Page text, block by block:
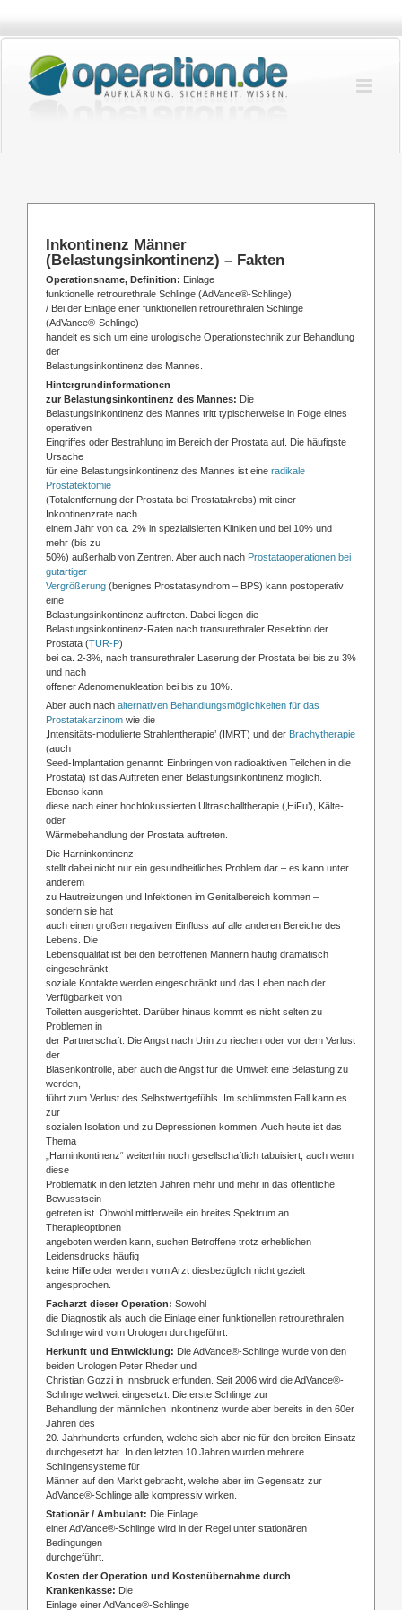
springen
Inkontinenz Männer
(Belastungsinkontinenz) – Fakten
Operationsname, Definition: Einlage
funktionelle retrourethrale Schlinge (AdVance®-Schlinge)
/ Bei der Einlage einer funktionellen retrourethralen Schlinge
(AdVance®-Schlinge)
handelt es sich um eine urologische Operationstechnik zur Behandlung
der
Belastungsinkontinenz des Mannes.
Hintergrundinformationen
zur Belastungsinkontinenz des Mannes: Die
Belastungsinkontinenz des Mannes tritt typischerweise in Folge eines
operativen
Eingriffes oder Bestrahlung im Bereich der Prostata auf. Die häufigste
Ursache
für eine Belastungsinkontinenz des Mannes ist eine radikale
Prostatektomie
(Totalentfernung der Prostata bei Prostatakrebs) mit einer
Inkontinenzrate nach
einem Jahr von ca. 2% in spezialisierten Kliniken und bei 10% und
mehr (bis zu
50%) außerhalb von Zentren. Aber auch nach Prostataoperationen bei
gutartiger
Vergrößerung (benignes Prostatasyndrom – BPS) kann postoperativ
eine
Belastungsinkontinenz auftreten. Dabei liegen die
Belastungsinkontinenz-Raten nach transurethraler Resektion der
Prostata (TUR-P)
bei ca. 2-3%, nach transurethraler Laserung der Prostata bei bis zu 3%
und nach
offener Adenomenukleation bei bis zu 10%.
Aber auch nach alternativen Behandlungsmöglichkeiten für das
Prostatakarzinom wie die
‚Intensitäts-modulierte Strahlentherapie’ (IMRT) und der Brachytherapie
(auch
Seed-Implantation genannt: Einbringen von radioaktiven Teilchen in die
Prostata) ist das Auftreten einer Belastungsinkontinenz möglich.
Ebenso kann
diese nach einer hochfokussierten Ultraschalltherapie (‚HiFu’), Kälte-
oder
Wärmebehandlung der Prostata auftreten.
Die Harninkontinenz
stellt dabei nicht nur ein gesundheitliches Problem dar – es kann unter
anderem
zu Hautreizungen und Infektionen im Genitalbereich kommen –
sondern sie hat
auch einen großen negativen Einfluss auf alle anderen Bereiche des
Lebens. Die
Lebensqualität ist bei den betroffenen Männern häufig dramatisch
eingeschränkt,
soziale Kontakte werden eingeschränkt und das Leben nach der
Verfügbarkeit von
Toiletten ausgerichtet. Darüber hinaus kommt es nicht selten zu
Problemen in
der Partnerschaft. Die Angst nach Urin zu riechen oder vor dem Verlust
der
Blasenkontrolle, aber auch die Angst für die Umwelt eine Belastung zu
werden,
führt zum Verlust des Selbstwertgefühls. Im schlimmsten Fall kann es
zur
sozialen Isolation und zu Depressionen kommen. Auch heute ist das
Thema
„Harninkontinenz“ weiterhin noch gesellschaftlich tabuisiert, auch wenn
diese
Problematik in den letzten Jahren mehr und mehr in das öffentliche
Bewusstsein
getreten ist. Obwohl mittlerweile ein breites Spektrum an
Therapieoptionen
angeboten werden kann, suchen Betroffene trotz erheblichen
Leidensdrucks häufig
keine Hilfe oder werden vom Arzt diesbezüglich nicht gezielt
angesprochen.
Facharzt dieser Operation: Sowohl
die Diagnostik als auch die Einlage einer funktionellen retrourethralen
Schlinge wird vom Urologen durchgeführt.
Herkunft und Entwicklung: Die AdVance®-Schlinge wurde von den
beiden Urologen Peter Rheder und
Christian Gozzi in Innsbruck erfunden. Seit 2006 wird die AdVance®-
Schlinge weltweit eingesetzt. Die erste Schlinge zur
Behandlung der männlichen Inkontinenz wurde aber bereits in den 60er
Jahren des
20. Jahrhunderts erfunden, welche sich aber nie für den breiten Einsatz
durchgesetzt hat. In den letzten 10 Jahren wurden mehrere
Schlingensysteme für
Männer auf den Markt gebracht, welche aber im Gegensatz zur
AdVance®-Schlinge alle kompressiv wirken.
Stationär / Ambulant: Die Einlage
einer AdVance®-Schlinge wird in der Regel unter stationären
Bedingungen
durchgeführt.
Kosten der Operation und Kostenübernahme durch
Krankenkasse: Die
Einlage einer AdVance®-Schlinge